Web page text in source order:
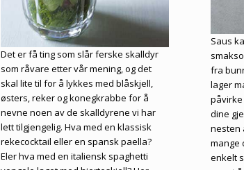
Det er få ting som slår ferske skalldyr
som råvare etter vår mening, og det
skal lite til for å lykkes med blåskjell,
østers, reker og konegkrabbe for å
nevne noen av de skalldyrene vi har
lett tilgjengelig. Hva med en klassisk
rekecocktail eller en spansk paella?
Eler hva med en italiensk spaghetti
Saus
fra
lager
dine
nesten
mange
enkelt